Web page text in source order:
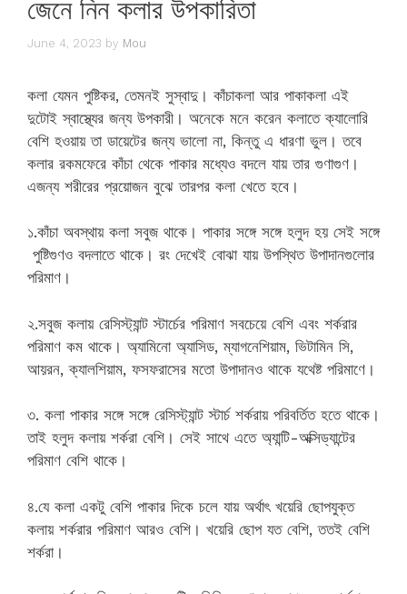
জেনে নিন কলার উপকারিতা
June 4, 2023 by Mou
কলা যেমন পুষ্টিকর, তেমনই সুস্বাদু। কাঁচাকলা আর পাকাকলা এই
দুটোই স্বাস্থ্যের জন্য উপকারী। অনেকে মনে করেন কলাতে ক্যালোরি
বেশি হওয়ায় তা ডায়েটের জন্য ভালো না, কিন্তু এ ধারণা ভুল। তবে
কলার রকমফেরে কাঁচা থেকে পাকার মধ্যেও বদলে যায় তার গুণাগুণ।
এজন্য শরীরের প্রয়োজন বুঝে তারপর কলা খেতে হবে।
১.কাঁচা অবস্থায় কলা সবুজ থাকে। পাকার সঙ্গে সঙ্গে হলুদ হয় সেই সঙ্গে
পুষ্টিগুণও বদলাতে থাকে। রং দেখেই বোঝা যায় উপস্থিত উপাদানগুলোর
পরিমাণ।
২.সবুজ কলায় রেসিস্ট্যান্ট স্টার্চের পরিমাণ সবচেয়ে বেশি এবং শর্করার
পরিমাণ কম থাকে। অ্যামিনো অ্যাসিড, ম্যাগনেশিয়াম, ভিটামিন সি,
আয়রন, ক্যালশিয়াম, ফসফরাসের মতো উপাদানও থাকে যথেষ্ট পরিমাণে।
৩. কলা পাকার সঙ্গে সঙ্গে রেসিস্ট্যান্ট স্টার্চ শর্করায় পরিবর্তিত হতে থাকে।
তাই হলুদ কলায় শর্করা বেশি। সেই সাথে এতে অ্যান্টি-অক্সিড্যান্টের
পরিমাণ বেশি থাকে।
৪.যে কলা একটু বেশি পাকার দিকে চলে যায় অর্থাৎ খয়েরি ছোপযুক্ত
কলায় শর্করার পরিমাণ আরও বেশি। খয়েরি ছোপ যত বেশি, ততই বেশি
শর্করা।